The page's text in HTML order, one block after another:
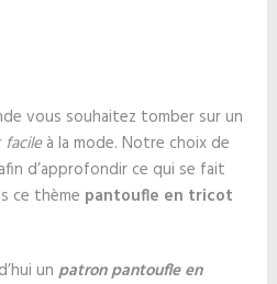
vous souhaitez tomber sur un
à la mode. Notre choix de
d’approfondir ce qui se fait
ce thème pantoufle en tricot
un patron pantoufle en